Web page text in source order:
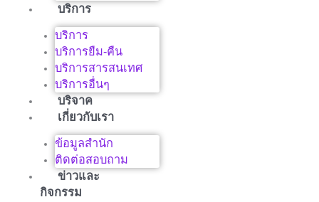
บริการ
บริการ
บริการยืม-คืน
บริการสารสนเทศ
บริการอื่นๆ
บริจาค
เกี่ยวกับเรา
ข้อมูลสำนัก
ติดต่อสอบถาม
ข่าวและ
กิจกรรม